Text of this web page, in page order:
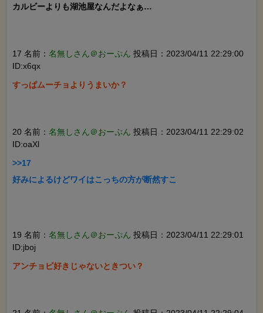
カルビーよりも湖池屋なんだよなぁ…
17 名前： 名無しさん＠おーぷん 投稿日：2023/04/11 22:29:00
ID:x6qx
すっぱムーチョよりうまいか？
20 名前： 名無しさん＠おーぷん 投稿日：2023/04/11 22:29:02
ID:oaXl
>>17
好みによるけどワイはこっちの方が断然すこ
19 名前： 名無しさん＠おーぷん 投稿日：2023/04/11 22:29:01
ID:jboj
アンチョビ好きじゃないときつい？